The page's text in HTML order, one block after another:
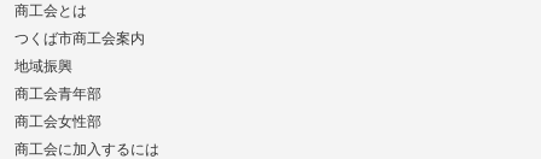
商工会とは
つくば市商工会案内
地域振興
商工会青年部
商工会女性部
商工会に加入するには